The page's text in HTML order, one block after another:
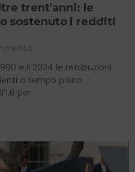
trent’anni: le
sostenuto i redditi
e il 2024 le retribuzioni
a tempo pieno
per